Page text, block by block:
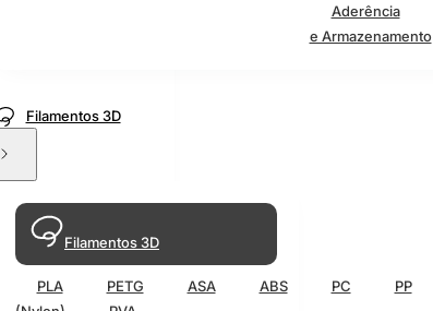
Aderência
e Armazenamento
Filamentos 3D
Filamentos 3D
PLA PETG ASA ABS PC PP